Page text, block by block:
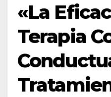
«La
Terapia